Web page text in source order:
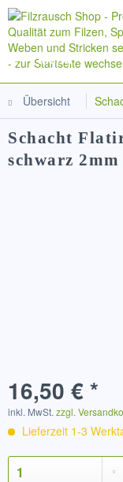
Menü
Übersicht
Schacht
schwarz 2mm
16,50 € *
inkl. MwSt. zzgl.
Lieferzeit 1-3